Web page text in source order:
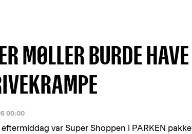
MØLLER BURDE
00:00
var Super Shoppen i PARKEN